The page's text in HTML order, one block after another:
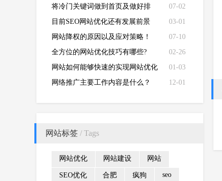
07-02
将冷门关键词做到首页及做好排
名？
03-01
目前SEO网站优化还有发展前景
吗？
07-10
网站降权的原因以及应对策略！
02-26
全方位的网站优化技巧有哪些?
01-03
网站如何能够快速的实现网站优化
排名！
12-01
网络推广主要工作内容是什么？
网站标签 / Tags
网站优化 网站建设 网站
SEO优化 合肥 疯狗 seo